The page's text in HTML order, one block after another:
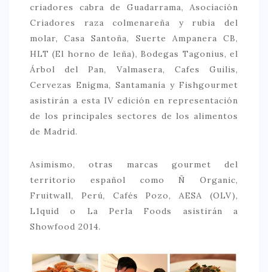
criadores cabra de Guadarrama, Asociación
Criadores raza colmenareña y rubia del
molar, Casa Santoña, Suerte Ampanera CB,
HLT (El horno de leña), Bodegas Tagonius, el
Árbol del Pan, Valmasera, Cafes Guilis,
Cervezas Enigma, Santamanía y Fishgourmet
asistirán a esta IV edición en representación
de los principales sectores de los alimentos
de Madrid.
Asimismo, otras marcas gourmet del
territorio español como Ñ Organic,
Fruitwall, Perú, Cafés Pozo, AESA (OLV),
L1quid o La Perla Foods asistirán a
Showfood 2014.